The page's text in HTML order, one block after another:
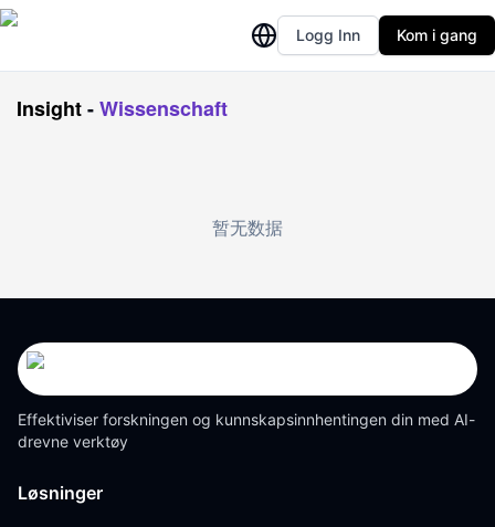
Logg Inn Kom i gang
Insight-Wissenschaft
暂无数据
Effektiviser forskningen og kunnskapsinnhentingen din med AI-
drevne verktøy
Løsninger